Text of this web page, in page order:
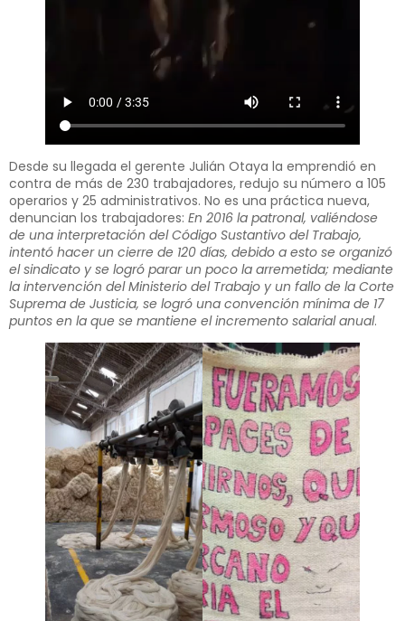
Desde su llegada el gerente Julián Otaya la emprendió en
contra de más de 230 trabajadores, redujo su número a 105
operarios y 25 administrativos. No es una práctica nueva,
denuncian los trabajadores: En 2016 la patronal, valiéndose
de una interpretación del Código Sustantivo del Trabajo,
intentó hacer un cierre de 120 días, debido a esto se organizó
el sindicato y se logró parar un poco la arremetida; mediante
la intervención del Ministerio del Trabajo y un fallo de la Corte
Suprema de Justicia, se logró una convención mínima de 17
puntos en la que se mantiene el incremento salarial anual.